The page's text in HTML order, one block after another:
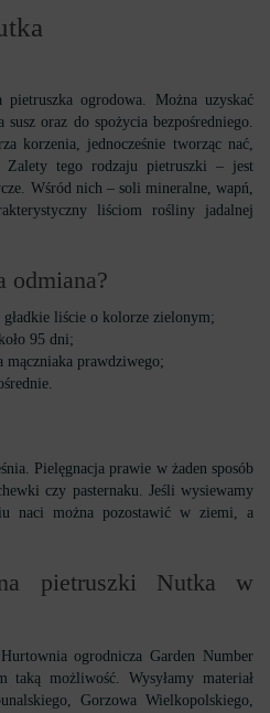
pietruszka ogrodowa. Można uzyskać
oraz do spożycia bezpośredniego.
korzenia, jednocześnie tworząc nać,
tego rodzaju pietruszki – jest
Wśród nich – soli mineralne, wapń,
liściom rośliny jadalnej
odmiana?
liście o kolorze zielonym;
95 dni;
mączniaka prawdziwego;
Pielęgnacja prawie w żaden sposób
czy pasternaku. Jeśli wysiewamy
naci można pozostawić w ziemi, a
pietruszki Nutka w
ogrodnicza Garden Number
taką możliwość. Wysyłamy materiał
Gorzowa Wielkopolskiego,